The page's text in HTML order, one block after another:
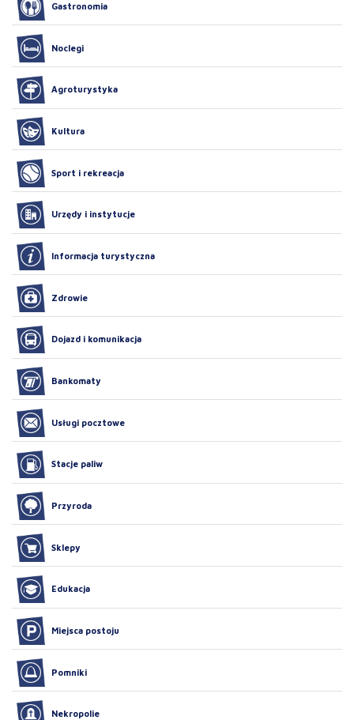
Gastronomia
Noclegi
Agroturystyka
Kultura
Sport i rekreacja
Urzędy i instytucje
Informacja turystyczna
Zdrowie
Dojazd i komunikacja
Bankomaty
Usługi pocztowe
Stacje paliw
Przyroda
Sklepy
Edukacja
Miejsca postoju
Pomniki
Nekropolie